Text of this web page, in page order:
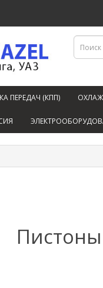
ПЕРЕДАЧ (КПП)
Пистоны